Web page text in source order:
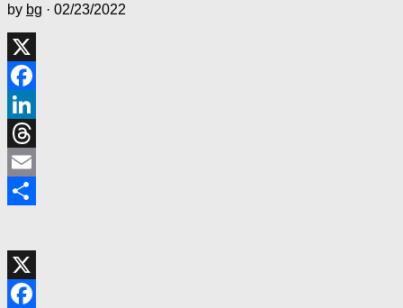
by bg · 02/23/2022
X
Facebook
LinkedIn
Threads
Email
有
X